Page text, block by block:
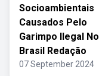
Socioambientais
Causados Pelo
Garimpo Ilegal No
Brasil Redação
07 September 2024